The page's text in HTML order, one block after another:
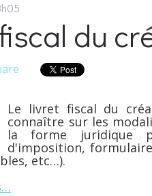
du
Le livret fiscal du
connaître sur les
la forme juridique
d'imposition,
etc…).